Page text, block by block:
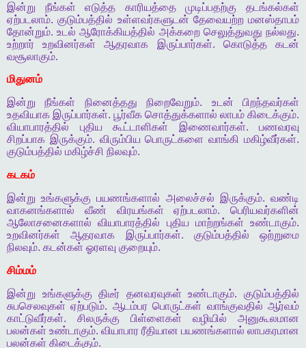
இன்று
நீங்கள் எடுத்த காரியத்தை முடிப்பதற்கு
தடங்கல்கள்
ஏற்படலாம்.குடும்பத்தில் உள்ளவர்களுடன் தேவையற்ற மனஸ்தாபம்
தோன்றும்.உடல் ஆரோக்கியத்தில் அக்கறை செலுத்துவது நல்லது.
உற்றார்
உறவினர்கள் ஆதரவாக இருப்பார்கள். கொடுத்த
கடன்
வசூலாகும்.
மிதுனம்
இன்று
நீங்கள் நினைத்தது நிறைவேறும். உடன்
பிறந்தவர்கள்
உதவியாக இருப்பார்கள். பூர்வீக சொத்துக்களால் லாபம் கிடைக்கும்.
வியாபாரத்தில்
புதிய கூட்டாளிகள் இணைவார்கள். பணவரவு
சிறப்பாக இருக்கும். விரும்பிய பொருட்களை வாங்கி மகிழ்வீர்கள்.
குடும்பத்தில் மகிழ்ச்சி நிலவும்.
கடகம்
இன்று உங்களுக்கு பயணங்களால் அலைச்சல் இருக்கும்.வண்டி
வாகனங்களால்
வீண் விரயங்கள் ஏற்படலாம். பெரியவர்களின்
ஆலோசனைகளால்
வியாபாரத்தில் புதிய மாற்றங்கள் உண்டாகும்.
உறவினர்கள்
ஆதரவாக இருப்பார்கள். குடும்பத்தில்
ஒற்றுமை
நிலவும். கடன்கள் ஓரளவு குறையும்.
சிம்மம்
இன்று
உங்களுக்கு திடீர் தனவரவுகள் உண்டாகும்.குடும்பத்தில்
சுபசெலவுகள் ஏற்படும். ஆடம்பர பொருட்கள் வாங்குவதில் ஆர்வம்
காட்டுவீர்கள். சிலருக்கு பிள்ளைகள் வழியில்
அனுகூலமான
பலன்கள் உண்டாகும். வியாபார ரீதியான பயணங்களால் லாபகரமான
பலன்கள் கிடைக்கும்.